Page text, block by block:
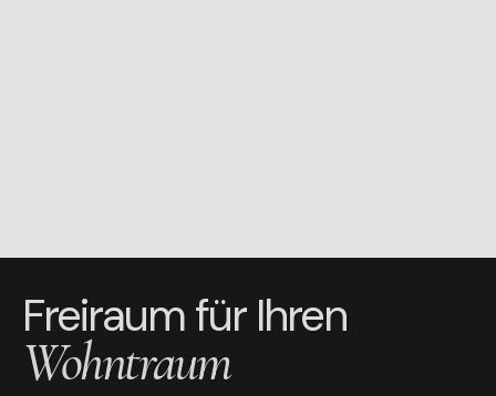
Freiraum für Ihren
Wohntraum